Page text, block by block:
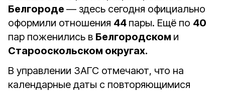
Белгороде — здесь сегодня официально
оформили отношения 44 пары. Ещё по 40
пар поженились в Белгородском и
Старооскольском округах.
В управлении ЗАГС отмечают, что на
календарные даты с повторяющимися